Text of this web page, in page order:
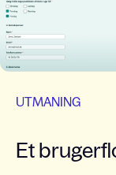
UTMANING
Et